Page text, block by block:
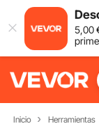
5,00
Inicio Herramientas